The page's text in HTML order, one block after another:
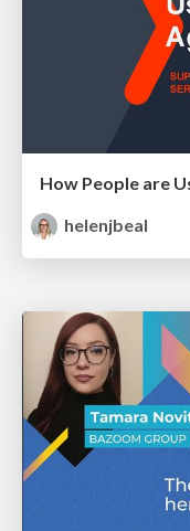
helenjbeal